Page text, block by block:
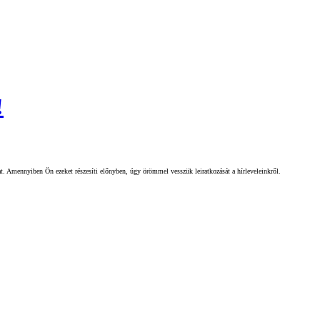
Ön ezeket részesíti előnyben, úgy örömmel vesszük leiratkozását a hírleveleinkről.